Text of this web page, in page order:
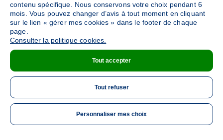
ME
contenu spécifique. Nous conservons votre choix pendant 6
mois. Vous pouvez changer d’avis à tout moment en cliquant
sur le lien « gérer mes cookies » dans le footer de chaque
page.
Consulter la politique cookies.
Tout accepter
Tout refuser
Personnaliser mes choix